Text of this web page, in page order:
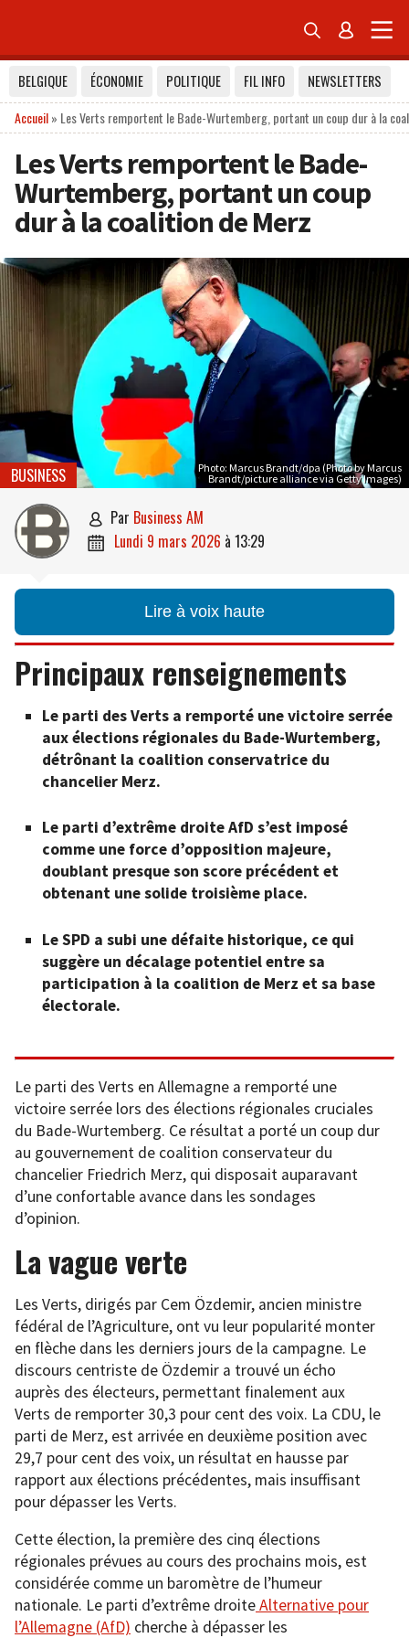
 
BELGIQUE ÉCONOMIE POLITIQUE FIL INFO
NEWSLETTERS
Accueil» Les Verts remportent le Bade-Wurtemberg, portant un coup dur à la
Les Verts remportent le Bade-
Wurtemberg, portant un coup
dur à la coalition de Merz
Photo: Marcus Brandt/dpa (Photo by Marcus
Brandt/picture alliance via Getty Images)
BUSINESS
 par Business AM
 lundi 9 mars 2026 à 13:29
Lire à voix haute
Principaux renseignements
Le parti des Verts a remporté une victoire serrée
aux élections régionales du Bade-Wurtemberg,
détrônant la coalition conservatrice du
chancelier Merz.
Le parti d’extrême droite AfD s’est imposé
comme une force d’opposition majeure,
doublant presque son score précédent et
obtenant une solide troisième place.
Le SPD a subi une défaite historique, ce qui
suggère un décalage potentiel entre sa
participation à la coalition de Merz et sa base
électorale.
Le parti des Verts en Allemagne a remporté une
victoire serrée lors des élections régionales cruciales
du Bade-Wurtemberg. Ce résultat a porté un coup dur
au gouvernement de coalition conservateur du
chancelier Friedrich Merz, qui disposait auparavant
d’une confortable avance dans les sondages
d’opinion.
La vague verte
Les Verts, dirigés par Cem Özdemir, ancien ministre
fédéral de l’Agriculture, ont vu leur popularité monter
en flèche dans les derniers jours de la campagne. Le
discours centriste de Özdemir a trouvé un écho
auprès des électeurs, permettant finalement aux
Verts de remporter 30,3 pour cent des voix. La CDU, le
parti de Merz, est arrivée en deuxième position avec
29,7 pour cent des voix, un résultat en hausse par
rapport aux élections précédentes, mais insuffisant
pour dépasser les Verts.
Cette élection, la première des cinq élections
régionales prévues au cours des prochains mois, est
considérée comme un baromètre de l’humeur
nationale. Le parti d’extrême droiteAlternative pour
l’Allemagne (AfD) cherche à dépasser les